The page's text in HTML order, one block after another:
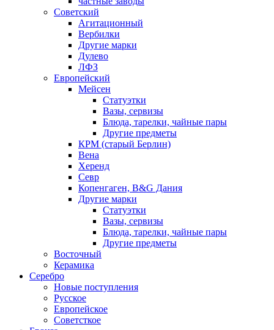
Советский
Агитационный
Вербилки
Другие марки
Дулево
ЛФЗ
Европейский
Мейсен
Статуэтки
Вазы, сервизы
Блюда, тарелки, чайные пары
Другие предметы
КРМ (старый Берлин)
Вена
Херенд
Севр
Копенгаген, B&G Дания
Другие марки
Статуэтки
Вазы, сервизы
Блюда, тарелки, чайные пары
Другие предметы
Восточный
Керамика
Серебро
Новые поступления
Русское
Европейское
Советсткое